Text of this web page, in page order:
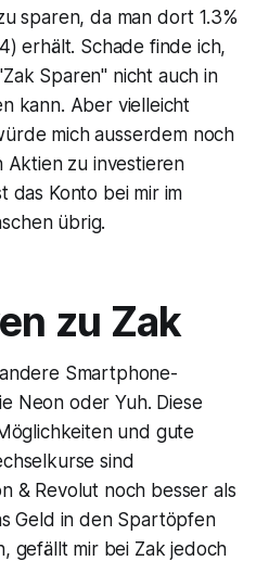
sparen, da man dort 1.3%
erhält. Schade finde ich,
Sparen" nicht auch in
kann. Aber vielleicht
mich ausserdem noch
Aktien zu investieren
das Konto bei mir im
übrig.
zu Zak
Smartphone-
Neon oder Yuh. Diese
und gute
sind
& Revolut noch besser als
Geld in den Spartöpfen
gefällt mir bei Zak jedoch